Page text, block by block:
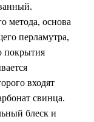
метода, основа
перламутра,
покрытия
входят
свинца.
блеск и